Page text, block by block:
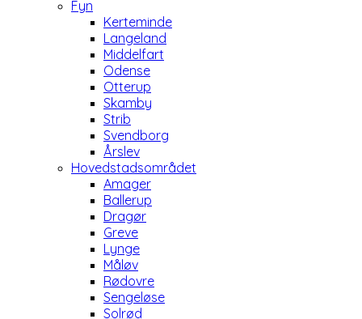
Fyn
Kerteminde
Langeland
Middelfart
Odense
Otterup
Skamby
Strib
Svendborg
Årslev
Hovedstadsområdet
Amager
Ballerup
Dragør
Greve
Lynge
Måløv
Rødovre
Sengeløse
Solrød